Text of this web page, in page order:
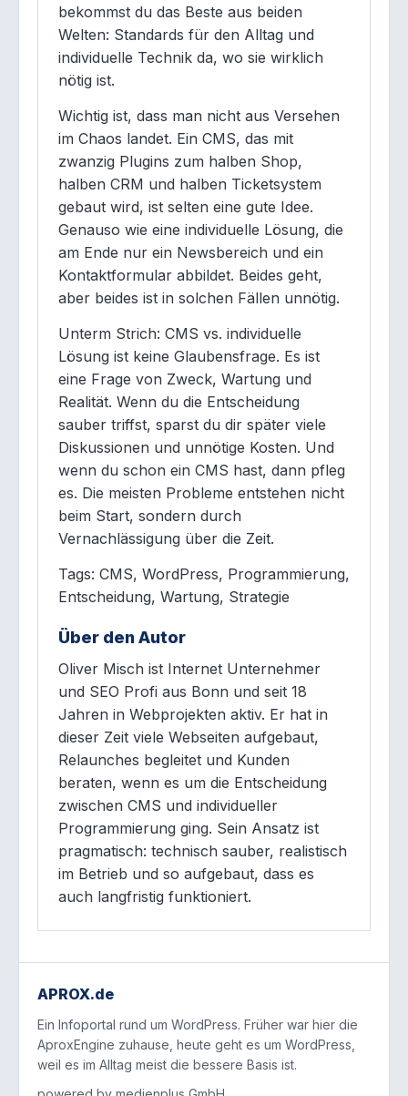
bekommst du das Beste aus beiden
Welten: Standards für den Alltag und
individuelle Technik da, wo sie wirklich
nötig ist.
Wichtig ist, dass man nicht aus Versehen
im Chaos landet. Ein CMS, das mit
zwanzig Plugins zum halben Shop,
halben CRM und halben Ticketsystem
gebaut wird, ist selten eine gute Idee.
Genauso wie eine individuelle Lösung, die
am Ende nur ein Newsbereich und ein
Kontaktformular abbildet. Beides geht,
aber beides ist in solchen Fällen unnötig.
Unterm Strich: CMS vs. individuelle
Lösung ist keine Glaubensfrage. Es ist
eine Frage von Zweck, Wartung und
Realität. Wenn du die Entscheidung
sauber triffst, sparst du dir später viele
Diskussionen und unnötige Kosten. Und
wenn du schon ein CMS hast, dann pfleg
es. Die meisten Probleme entstehen nicht
beim Start, sondern durch
Vernachlässigung über die Zeit.
Tags: CMS, WordPress, Programmierung,
Entscheidung, Wartung, Strategie
Über den Autor
Oliver Misch ist Internet Unternehmer
und SEO Profi aus Bonn und seit 18
Jahren in Webprojekten aktiv. Er hat in
dieser Zeit viele Webseiten aufgebaut,
Relaunches begleitet und Kunden
beraten, wenn es um die Entscheidung
zwischen CMS und individueller
Programmierung ging. Sein Ansatz ist
pragmatisch: technisch sauber, realistisch
im Betrieb und so aufgebaut, dass es
auch langfristig funktioniert.
APROX.de
Ein Infoportal rund um WordPress. Früher war hier die
AproxEngine zuhause, heute geht es um WordPress,
weil es im Alltag meist die bessere Basis ist.